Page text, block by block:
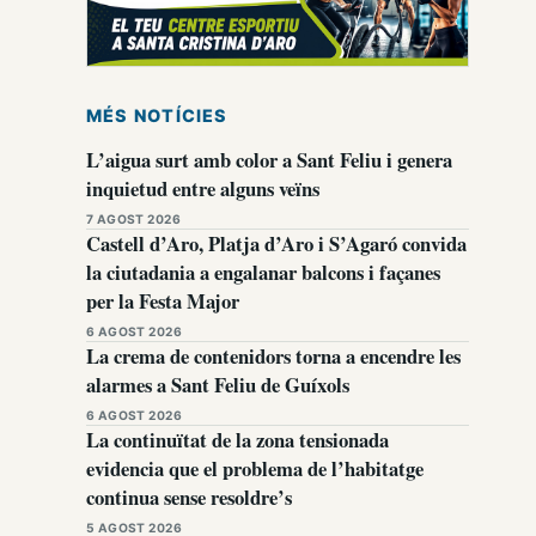
MÉS NOTÍCIES
L’aigua surt amb color a Sant Feliu i genera
inquietud entre alguns veïns
7 AGOST 2026
Castell d’Aro, Platja d’Aro i S’Agaró convida
la ciutadania a engalanar balcons i façanes
per la Festa Major
6 AGOST 2026
La crema de contenidors torna a encendre les
alarmes a Sant Feliu de Guíxols
6 AGOST 2026
La continuïtat de la zona tensionada
evidencia que el problema de l’habitatge
continua sense resoldre’s
5 AGOST 2026